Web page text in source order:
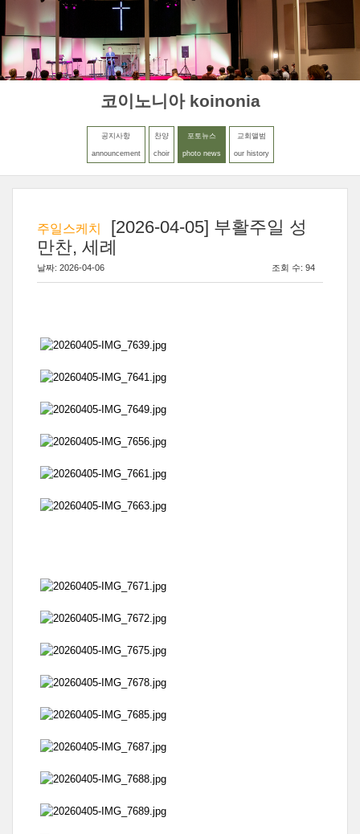
MENU LOGIN
코이노니아 koinonia
공지사항
announcement
찬양
choir
포토뉴스
photo news
교회앨범
our history
주일스케치
[2026-04-05] 부활주일 성
만찬, 세례
날짜: 2026-04-06 조회 수: 94